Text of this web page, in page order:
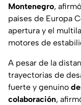
Montenegro,
países de Europa
apertura y el
motores de
A pesar de la
trayectorias de
fuerte y genuino
colaboración,